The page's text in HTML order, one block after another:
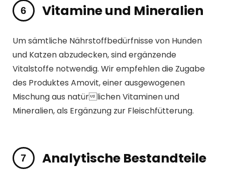
Vitamine und Mineralien
Um sämtliche Nährstoffbedürfnisse von Hunden
und Katzen abzudecken, sind ergänzende
Vitalstoffe notwendig. Wir empfehlen die Zugabe
des Produktes Amovit, einer ausgewogenen
Mischung aus natürlichen Vitaminen und
Mineralien, als Ergänzung zur Fleischfütterung.
Analytische Bestandteile